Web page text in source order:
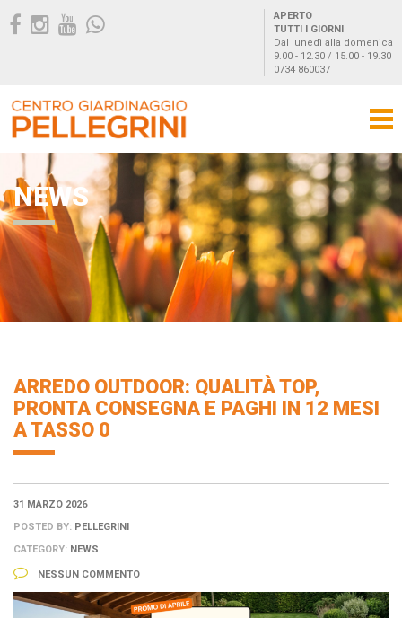
APERTO
TUTTI I GIORNI
Dal lunedì alla domenica
9.00 - 12.30 / 15.00 - 19.30
0734 860037
NEWS
ARREDO OUTDOOR: QUALITÀ TOP,
PRONTA CONSEGNA E PAGHI IN 12 MESI
A TASSO 0
31 MARZO 2026
POSTED BY: PELLEGRINI
CATEGORY: NEWS
NESSUN COMMENTO